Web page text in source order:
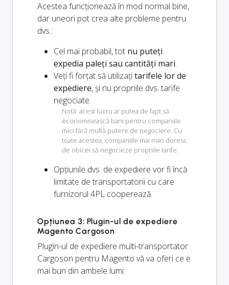
Acestea funcționează în mod normal bine,
dar uneori pot crea alte probleme pentru
dvs.:
Cel mai probabil, tot nu puteți
expedia paleți sau cantități mari.
Veți fi forțat să utilizațitarifele lor de
expediere, și nu propriile dvs. tarife
negociate.
Notă: acest lucru ar putea de fapt să
economisească bani pentru companiile
mici fără multă putere de negociere. Cu
toate acestea, companiile mai mari doresc
de obicei să negocieze propriile tarife.
Opțiunile dvs. de expediere vor fiîncă
limitate de transportatorii cu care
furnizorul 4PL cooperează.
Opțiunea 3: Plugin-ul de expediere
Magento Cargoson
Plugin-ul de expediere multi-transportator
Cargoson pentru Magento vă va oferi ce e
mai bun din ambele lumi: